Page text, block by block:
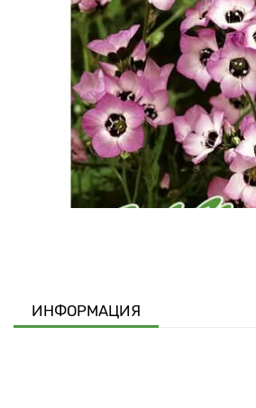
ИНФОРМАЦИЯ